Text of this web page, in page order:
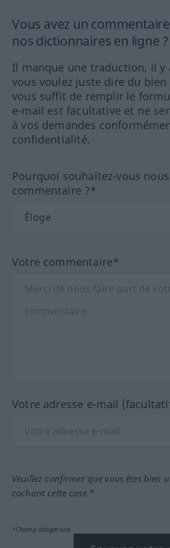
Vous avez un
nos dictionnaires en ligne ?
Il manque une traduction, il y
vous voulez juste dire du bien
vous suffit de remplir le
e-mail est facultative et ne
à vos demandes
confidentialité.
Pourquoi souhaitez-vous
commentaire ?*
Votre commentaire*
Votre adresse e-mail
Veuillez confirmer que vous êtes bien
cochant cette case.*
*Champ obligatoire